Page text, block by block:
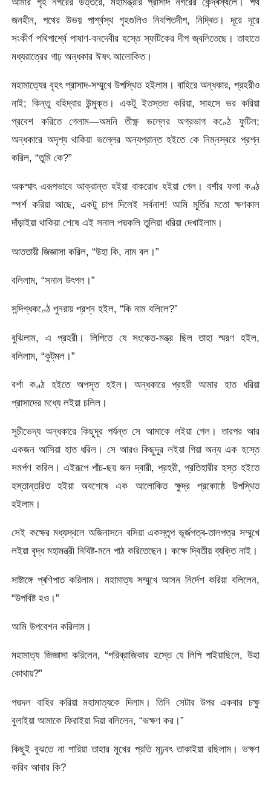
জনহীন, পথের উভয় পার্শ্বস্থ গৃহগুলিও নিবপিতদীপ, নিদ্ৰিত। দূরে দূরে
সংকীর্ণ পথিপার্শ্বে পাষাণ-বনদেবীর হস্তে স্ফটিকের দীপ জ্বলিতেছে। তাহাতে
মধ্যরাত্রের গাঢ় অন্ধকার ঈষৎ আলোকিত।
মহামাত্যের বৃহৎ প্রাসাদ-সম্মুখে উপস্থিত হইলাম। বাহিরে অন্ধকার, প্রহরীও
নাই; কিন্তু বহিদ্বার উন্মুক্ত। একটু ইতস্তত করিয়া, সাহসে ভর করিয়া
প্রবেশ করিতে গেলাম—অমনি তীক্ষ্ণ ভল্লের অগ্রভাগ কণ্ঠে ফুটিল;
অন্ধকারে অদৃশ্য থাকিয়া ভল্লের অন্যপ্রান্ত হইতে কে নিম্নস্বরে প্রশ্ন
করিল, “তুমি কে?”
অকস্মাৎ এরূপভাবে আক্রান্ত হইয়া বাকরোধ হইয়া গেল। বর্শার ফলা কণ্ঠ
স্পর্শ করিয়া আছে, একটু চাপ দিলেই সর্বনাশ! আমি মূর্তির মতো ক্ষণকাল
দাঁড়াইয়া থাকিয়া শেষে এই সনাল পদ্মকলি তুলিয়া ধরিয়া দেখাইলাম।
আততায়ী জিজ্ঞাসা করিল, “উহা কি, নাম বল।”
বলিলাম, “সনাল উৎপল।”
সন্দিগ্ধকণ্ঠে পুনরায় প্রশ্ন হইল, “কি নাম বলিলে?”
বুঝিলাম, এ প্রহরী। লিপিতে যে সংকেত-মন্ত্র ছিল তাহা স্মরণ হইল,
বলিলাম, “কুট্‌মল।”
বর্শা কণ্ঠ হইতে অপসৃত হইল। অন্ধকারে প্রহরী আমার হাত ধরিয়া
প্রাসাদের মধ্যে লইয়া চলিল।
সূচীভেদ্য অন্ধকারে কিছুদূর পর্যন্ত সে আমাকে লইয়া গেল। তারপর আর
একজন আসিয়া হাত ধরিল। সে আরও কিছুদূর লইয়া গিয়া অন্য এক হস্তে
সমর্পণ করিল। এইরূপে পাঁচ-ছয় জন দ্বারী, প্রহরী, প্রতিহারীর হস্ত হইতে
হস্তান্তরিত হইয়া অবশেষে এক আলোকিত ক্ষুদ্র প্রকোষ্ঠে উপস্থিত
হইলাম।
সেই কক্ষের মধ্যস্থলে অজিনাসনে বসিয়া একস্তৃপ ভূৰ্জপত্ৰ-তালপত্র সম্মুখে
লইয়া বৃদ্ধ মহামন্ত্রী নিবিষ্ট-মনে পাঠ করিতেছেন। কক্ষে দ্বিতীয় ব্যক্তি নাই।
সাষ্টাঙ্গে প্ৰণিপাত করিলাম। মহামাত্য সম্মুখে আসন নির্দেশ করিয়া বলিলেন,
“উপবিষ্ট হও।”
আমি উপবেশন করিলাম।
মহামাত্য জিজ্ঞাসা করিলেন, “পরিব্রাজিকার হস্তে যে লিপি পাইয়াছিলে, উহা
কোথায়?”
পদ্মদল বাহির করিয়া মহামাত্যকে দিলাম। তিনি সেটার উপর একবার চক্ষু
বুলাইয়া আমাকে ফিরাইয়া দিয়া বলিলেন, “ভক্ষণ কর।”
কিছুই বুঝতে না পারিয়া তাহার মুখের প্রতি মূঢ়বৎ তাকাইয়া রছিলাম। ভক্ষণ
করিব আবার কি?